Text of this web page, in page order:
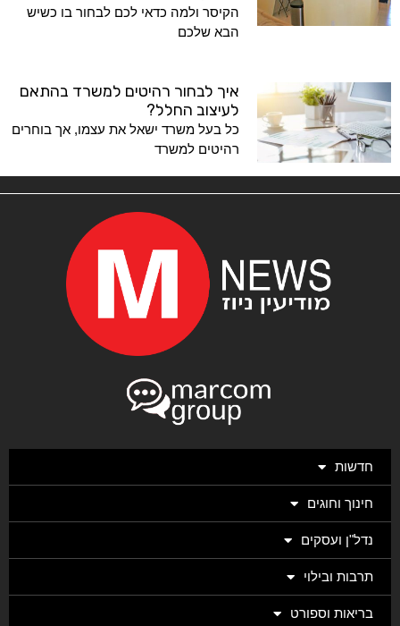
הקיסר ולמה כדאי לכם לבחור בו כשיש
הבא שלכם
איך לבחור רהיטים למשרד בהתאם
לעיצוב החלל?
כל בעל משרד ישאל את עצמו, אך בוחרים
רהיטים למשרד
חדשות
חינוך וחוגים
נדל"ן ועסקים
תרבות ובילוי
בריאות וספורט